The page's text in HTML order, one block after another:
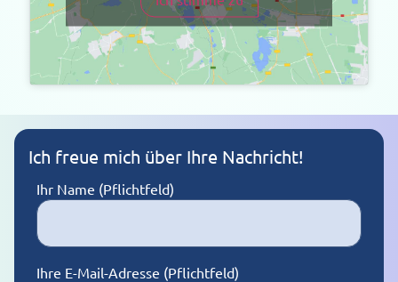
Ich freue mich über Ihre Nachricht!
Ihr Name (Pflichtfeld)
Ihre E-Mail-Adresse (Pflichtfeld)